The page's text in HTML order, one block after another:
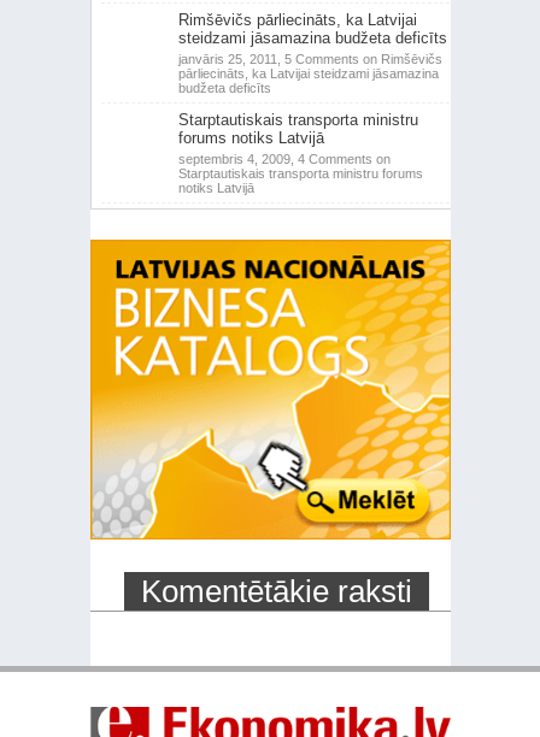
Rimšēvičs pārliecināts, ka Latvijai
steidzami jāsamazina budžeta deficīts
janvāris 25, 2011, 5 Comments on Rimšēvičs
pārliecināts, ka Latvijai steidzami jāsamazina
budžeta deficīts
Starptautiskais transporta ministru
forums notiks Latvijā
septembris 4, 2009, 4 Comments on
Starptautiskais transporta ministru forums
notiks Latvijā
Komentētākie raksti